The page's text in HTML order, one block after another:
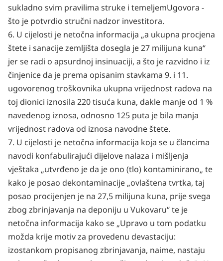
sukladno svim pravilima struke i temeljemUgovora -
što je potvrdio stručni nadzor investitora.
6. U cijelosti je netočna informacija „a ukupna procjena
štete i sanacije zemljišta dosegla je 27 milijuna kuna“
jer se radi o apsurdnoj insinuaciji, a što je razvidno i iz
činjenice da je prema opisanim stavkama 9. i 11.
ugovorenog troškovnika ukupna vrijednost radova na
toj dionici iznosila 220 tisuća kuna, dakle manje od 1 %
navedenog iznosa, odnosno 125 puta je bila manja
vrijednost radova od iznosa navodne štete.
7. U cijelosti je netočna informacija koja se u člancima
navodi konfabulirajući dijelove nalaza i mišljenja
vještaka „utvrđeno je da je ono (tlo) kontaminirano„ te
kako je posao dekontaminacije „ovlaštena tvrtka, taj
posao procijenjen je na 27,5 milijuna kuna, prije svega
zbog zbrinjavanja na deponiju u Vukovaru“ te je
netočna informacija kako se „Upravo u tom podatku
možda krije motiv za provedenu devastaciju:
izostankom propisanog zbrinjavanja, naime, nastaju